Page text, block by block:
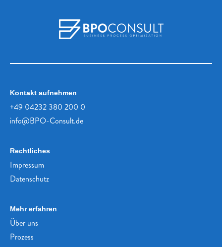
Rechtliches
Impressum
Datenschutz
Kontakt aufnehmen
+49 04232 380 200 0
info@BPO-Consult.de
Mehr erfahren
Über uns
Prozess